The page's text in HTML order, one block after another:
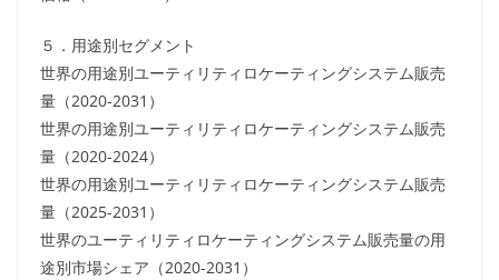
５．用途別セグメント
世界の用途別ユーティリティロケーティングシステム販売
量（2020-2031）
世界の用途別ユーティリティロケーティングシステム販売
量（2020-2024）
世界の用途別ユーティリティロケーティングシステム販売
量（2025-2031）
世界のユーティリティロケーティングシステム販売量の用
途別市場シェア（2020-2031）